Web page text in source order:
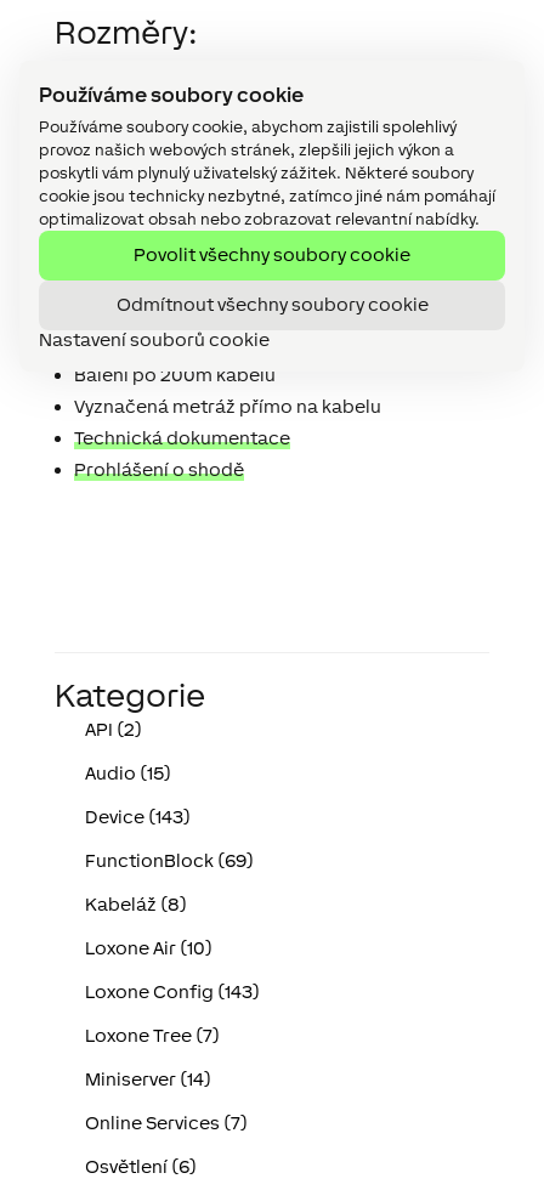
Používáme soubory cookie
Používáme soubory cookie, abychom zajistili spolehlivý
provoz našich webových stránek, zlepšili jejich výkon a
poskytli vám plynulý uživatelský zážitek. Některé soubory
cookie jsou technicky nezbytné, zatímco jiné nám pomáhají
optimalizovat obsah nebo zobrazovat relevantní nabídky.
Povolit všechny soubory cookie
Odmítnout všechny soubory cookie
Nastavení souborů cookie
Rozměry:
2×1,5mm² oranžová/bílá
2×0,8mm oranžová/bílá
2×0,8mm zelená/bílá
Technická data:
Jmenovité napětí = 200VDC
Teplotní rozsah = -30°C … 80°C
Izolace PVC
Kroucené páry
Balení po 200m kabelu
Vyznačená metráž přímo na kabelu
Technická dokumentace
Prohlášení o shodě
Kategorie
API (2)
Audio (15)
Device (143)
FunctionBlock (69)
Kabeláž (8)
Loxone Air (10)
Loxone Config (143)
Loxone Tree (7)
Miniserver (14)
Online Services (7)
Osvětlení (6)